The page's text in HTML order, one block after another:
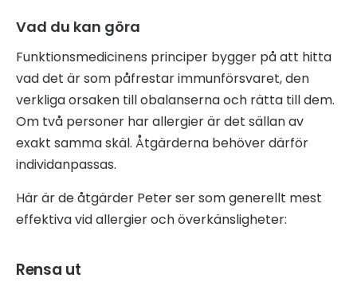
Vad du kan göra
Funktionsmedicinens principer bygger på att hitta
vad det är som påfrestar immunförsvaret, den
verkliga orsaken till obalanserna och rätta till dem.
Om två personer har allergier är det sällan av
exakt samma skäl. Åtgärderna behöver därför
individanpassas.
Här är de åtgärder Peter ser som generellt mest
effektiva vid allergier och överkänsligheter:
Rensa ut